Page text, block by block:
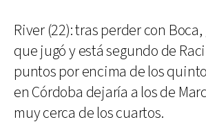
River (22): tras perder con
que jugó y está segundo de
puntos por encima de los
en Córdoba dejaría a los de
muy cerca de los cuartos.